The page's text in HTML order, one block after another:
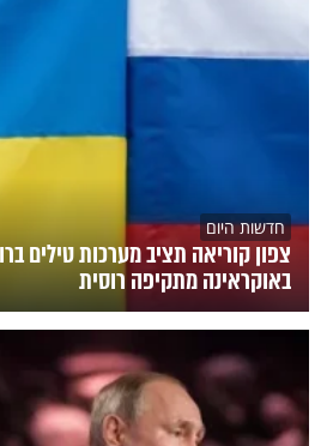
חדשות היום
צפון קוריאה תציב מערכות טילים
באוקראינה מתקיפה רוסית